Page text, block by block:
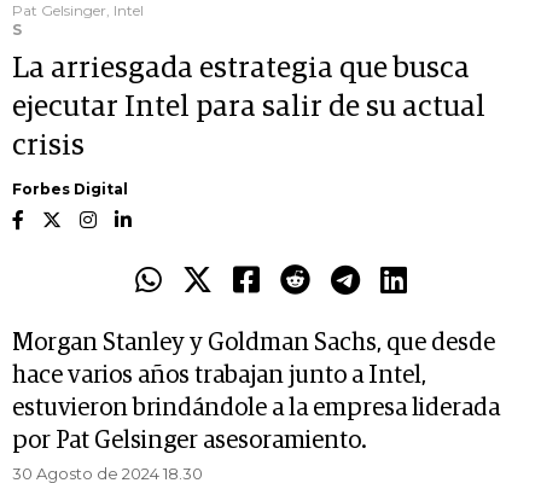
Pat Gelsinger, Intel
S
La arriesgada estrategia que busca
ejecutar Intel para salir de su actual
crisis
Forbes Digital
Morgan Stanley y Goldman Sachs, que desde
hace varios años trabajan junto a Intel,
estuvieron brindándole a la empresa liderada
por Pat Gelsinger asesoramiento.
30 Agosto de 2024 18.30